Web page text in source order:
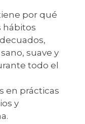
por qué
hábitos
suave y
todo el
en prácticas
y